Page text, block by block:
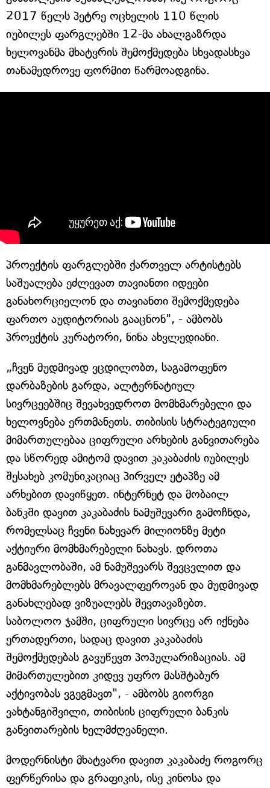
2017 წელს პეტრე ოცხელის 110 წლის
იუბილეს ფარგლებში 12-მა ახალგაზრდა
ხელოვანმა მხატვრის შემოქმედება სხვადასხვა
თანამედროვე ფორმით წარმოადგინა.
პროექტის ფარგლებში ქართველ არტისტებს
საშუალება ეძლევათ თავიანთი იდეები
განახორციელონ და თავიანთი შემოქმედება
ფართო აუდიტორიას გააცნონ", - ამბობს
პროექტის კურატორი, ნინა ახვლედიანი.
„ჩვენ მუდმივად ვცდილობთ, საგამოფენო
დარბაზების გარდა, ალტერნატიულ
სივრცეებშიც შევახვედროთ მომხმარებელი და
ხელოვნება ერთმანეთს. თიბისის სტრატეგიული
მიმართულებაა ციფრული არხების განვითარება
და სწორედ ამიტომ დავით კაკაბაძის იუბილეს
შესახებ კომუნიკაციაც პირველ ეტაპზე ამ
არხებით დავიწყეთ. ინტერნეტ და მობაილ
ბანკში დავით კაკაბაძის ნამუშევარი გამოჩნდა,
რომელსაც ჩვენი ნახევარ მილიონზე მეტი
აქტიური მომხმარებელი ნახავს. დროთა
განმავლობაში, ამ ნამუშევარს შევცვლით და
მომხმარებლებს მრავალფეროვან და მუდმივად
განახლებად ვიზუალებს შევთავაზებთ.
საბოლოო ჯამში, ციფრული სივრცე არ იქნება
ერთადერთი, სადაც დავით კაკაბაძის
შემოქმედებას გავუწევთ პოპულარიზაციას. ამ
მიმართულებით კიდევ უფრო მასშტაბურ
აქტივობას ვგეგმავთ", - ამბობს გიორგი
ვახტანგიშვილი, თიბისის ციფრული ბანკის
განვითარების ხელმძღვანელი.
მოდერნისტი მხატვარი დავით კაკაბაძე როგორც
ფერწერისა და გრაფიკის, ისე კინოსა და